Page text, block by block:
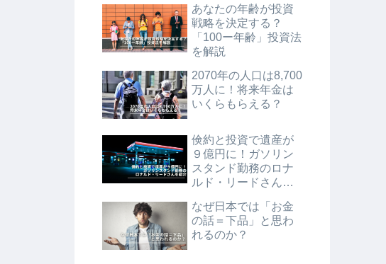
あなたの年齢が投資
戦略を決定する？
「100ー年齢」投資法
を解説
2070年の人口は8,700
万人に！将来年金は
いくらもらえる？
倹約と投資で遺産が
９億円に！ガソリン
スタンド勤務のロナ
ルド・リードさんを
なぜ日本では「お金
の話＝下品」と思わ
れるのか？